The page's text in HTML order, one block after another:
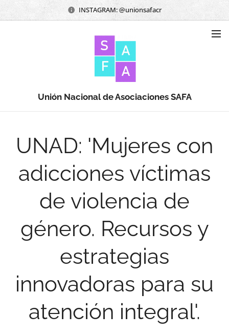
INSTAGRAM: @unionsafacr
Unión Nacional de Asociaciones SAFA
UNAD: 'Mujeres con
adicciones víctimas
de violencia de
género. Recursos y
estrategias
innovadoras para su
atención integral'.